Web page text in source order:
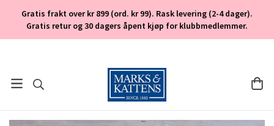
Gratis frakt over kr 899 (ord. kr 99). Rask levering (2-4 dager).
Gratis retur og 30 dagers åpent kjøp for klubbmedlemmer.